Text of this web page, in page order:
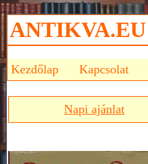
ANTIKVA.EU
Kezdőlap Kapcsolat
Napi ajánlat